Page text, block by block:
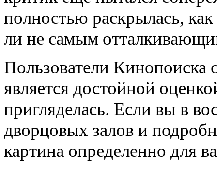
полностью раскрылась,
ли не самым
Пользователи Кинопоиска
является достойной
пригляделась. Если вы в
дворцовых залов и
картина определенно для